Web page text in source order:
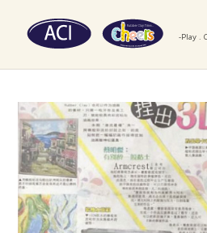
-Play .